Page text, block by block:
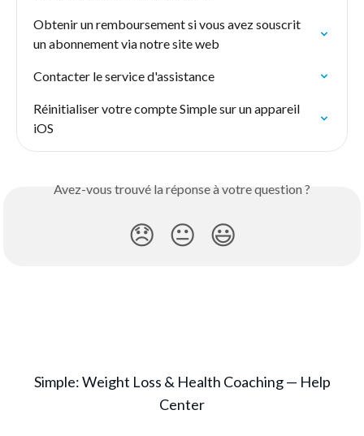
Obtenir un remboursement si vous avez souscrit
un abonnement via notre site web
Contacter le service d'assistance
Réinitialiser votre compte Simple sur un appareil
iOS
Avez-vous trouvé la réponse à votre question ?
😞 😐 😃
Simple: Weight Loss & Health Coaching — Help
Center